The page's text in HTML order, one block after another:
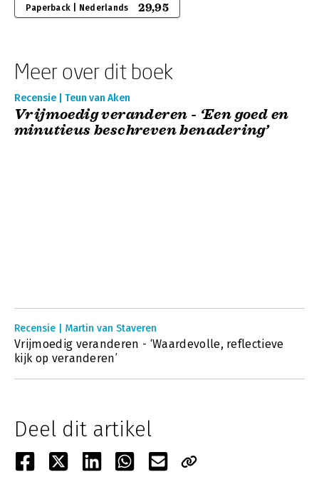
Paperback | Nederlands 29,95
Meer over dit boek
Recensie | Teun van Aken
Vrijmoedig veranderen - ‘Een goed en
minutieus beschreven benadering’
Recensie | Martin van Staveren
Vrijmoedig veranderen - ‘Waardevolle, reflectieve
kijk op veranderen’
Deel dit artikel